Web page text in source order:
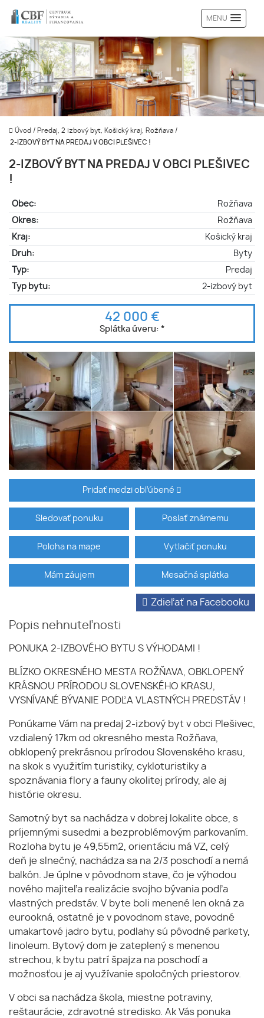
MENU
Úvod / Predaj, 2 izbový byt, Košický kraj, Rožňava /
2-IZBOVÝ BYT NA PREDAJ V OBCI PLEŠIVEC !
2-IZBOVÝ BYT NA PREDAJ V OBCI PLEŠIVEC
!
Obec:
Rožňava
Okres:
Rožňava
Kraj:
Košický kraj
Druh:
Byty
Typ:
Predaj
Typ bytu:
2-izbový byt
42 000 €
Splátka úveru: *
Pridať medzi obľúbené
Sledovať ponuku Poslať známemu
Poloha na mape Vytlačiť ponuku
Mám záujem Mesačná splátka
Popis nehnuteľnosti
Zdieľať na Facebooku
PONUKA 2-IZBOVÉHO BYTU S VÝHODAMI !
BLÍZKO OKRESNÉHO MESTA ROŽŇAVA, OBKLOPENÝ
KRÁSNOU PRÍRODOU SLOVENSKÉHO KRASU,
VYSNÍVANÉ BÝVANIE PODĽA VLASTNÝCH PREDSTÁV !
Ponúkame Vám na predaj 2-izbový byt v obci Plešivec,
vzdialený 17km od okresného mesta Rožňava,
obklopený prekrásnou prírodou Slovenského krasu,
na skok s využitím turistiky, cykloturistiky a
spoznávania flory a fauny okolitej prírody, ale aj
histórie okresu.
Samotný byt sa nachádza v dobrej lokalite obce, s
príjemnými susedmi a bezproblémovým parkovaním.
Rozloha bytu je 49,55m2, orientáciu má VZ, celý
deň je slnečný, nachádza sa na 2/3 poschodí a nemá
balkón. Je úplne v pôvodnom stave, čo je výhodou
nového majiteľa realizácie svojho bývania podľa
vlastných predstáv. V byte boli menené len okná za
eurookná, ostatné je v povodnom stave, povodné
umakartové jadro bytu, podlahy sú pôvodné parkety,
linoleum. Bytový dom je zateplený s menenou
strechou, k bytu patrí špajza na poschodí a
možnosťou je aj využívanie spoločných priestorov.
V obci sa nachádza škola, miestne potraviny,
reštaurácie, zdravotné stredisko. Ak Vás ponuka